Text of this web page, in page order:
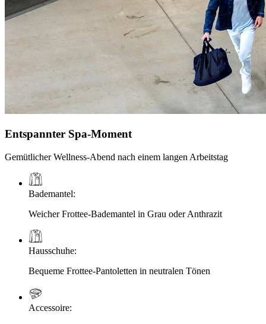
Entspannter Spa-Moment
Gemütlicher Wellness-Abend nach einem langen Arbeitstag
Bademantel:
Weicher Frottee-Bademantel in Grau oder Anthrazit
Hausschuhe:
Bequeme Frottee-Pantoletten in neutralen Tönen
Accessoire: